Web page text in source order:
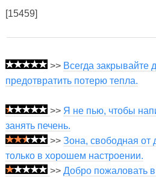
[15459]
>> Всегда закрывайте
предотвратить потерю тепла.
>> Я не пью, чтобы
занять печень.
>> Зона, свободная от
только в хорошем настроении.
>> Добро пожаловать